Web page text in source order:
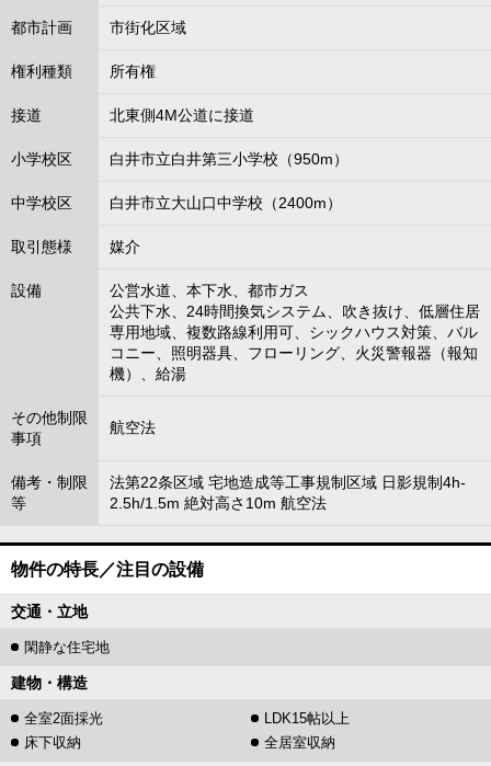
都市計画 市街化区域
権利種類 所有権
接道 北東側4M公道に接道
小学校区 白井市立白井第三小学校（950m）
中学校区 白井市立大山口中学校（2400m）
取引態様 媒介
設備
公営水道、本下水、都市ガス
公共下水、24時間換気システム、吹き抜け、低層住居
専用地域、複数路線利用可、シックハウス対策、バル
コニー、照明器具、フローリング、火災警報器（報知
機）、給湯
その他制限
事項
航空法
備考・制限
等
法第22条区域 宅地造成等工事規制区域 日影規制4h-
2.5h/1.5m 絶対高さ10m 航空法
物件の特長／注目の設備
交通・立地
閑静な住宅地
建物・構造
全室2面採光
LDK15帖以上
床下収納
全居室収納